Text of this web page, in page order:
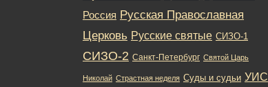
Россия Русская Православная
Церковь Русские святые СИЗО-1
СИЗО-2 Санкт-Петербург Святой Царь
Николай Страстная неделя Суды и судьи УИС